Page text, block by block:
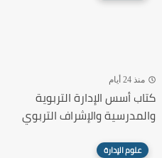
منذ 24 أيام
كتاب أسس الإدارة التربوية
والمدرسية والإشراف التربوي
علوم الإدارة